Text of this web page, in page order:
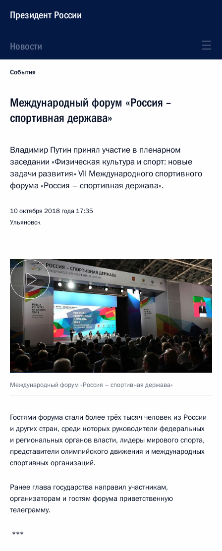
Президент России
Новости
События
Международный форум «Россия –
спортивная держава»
Владимир Путин принял участие в пленарном
заседании «Физическая культура и спорт: новые
задачи развития» VII Международного спортивного
форума «Россия – спортивная держава».
10 октября 2018 года 17:35
Ульяновск
Международный форум «Россия – спортивная держава»
Гостями форума стали более трёх тысяч человек из России
и других стран, среди которых руководители федеральных
и региональных органов власти, лидеры мирового спорта,
представители олимпийского движения и международных
спортивных организаций.
Ранее глава государства направил участникам,
организаторам и гостям форума приветственную
телеграмму.
***